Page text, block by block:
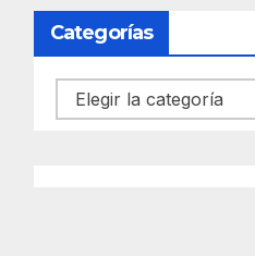
Categorías
Categorías